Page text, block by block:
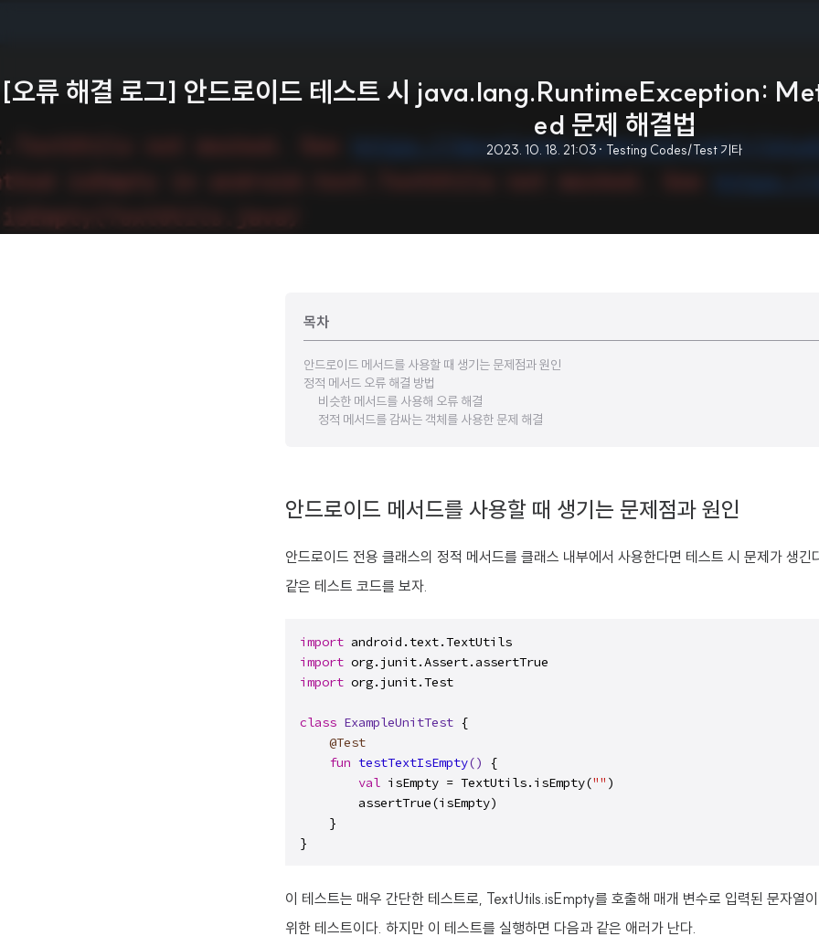
[오류 해결 로그] 안드로이드 테스트 시 java.lang.RuntimeException:
ed 문제 해결법
2023. 10. 18. 21:03 · Testing Codes/Test 기타
목차
안드로이드 메서드를 사용할 때 생기는 문제점과 원인
정적 메서드 오류 해결 방법
비슷한 메서드를 사용해 오류 해결
정적 메서드를 감싸는 객체를 사용한 문제 해결
안드로이드 메서드를 사용할 때 생기는 문제점과 원인
안드로이드 전용 클래스의 정적 메서드를 클래스 내부에서 사용한다면 테스트 시 문제가 생긴
같은 테스트 코드를 보자.
import
import
import org.junit.Test
class ExampleUnitTest {
@Test
fun testTextIsEmpty()
{
val isEmpty = TextUtils.isEmpty("" )
        assertTrue(isEmpty)
    }
}
이 테스트는 매우 간단한 테스트로, TextUtils.isEmpty를 호출해 매개 변수로 입력된 문자열
위한 테스트이다. 하지만 이 테스트를 실행하면 다음과 같은 애러가 난다.